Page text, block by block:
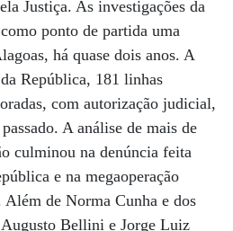
Justiça. As investigações da
ponto de partida uma
há quase dois anos. A
República, 181 linhas
com autorização judicial,
A análise de mais de
culminou na denúncia feita
e na megaoperação
Além de Norma Cunha e dos
Augusto Bellini e Jorge Luiz